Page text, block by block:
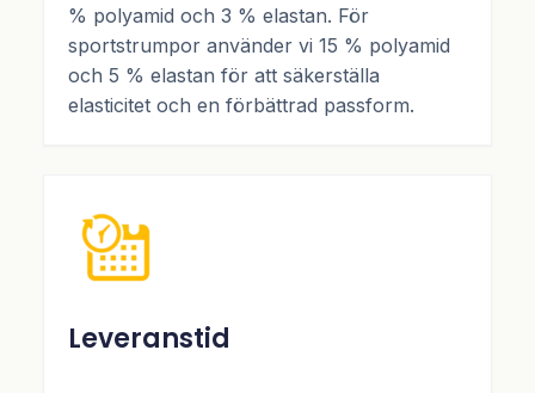
% polyamid och 3 % elastan. För
sportstrumpor använder vi 15 % polyamid
och 5 % elastan för att säkerställa
elasticitet och en förbättrad passform.
Leveranstid